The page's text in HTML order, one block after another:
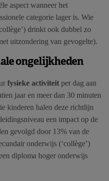
aspect wanneer het
categorie lager is. Wie
drinkt ook dubbel zo
uitzondering van gevogelte).
ongelijkheden
fysieke activiteit per dag aan
jaar en meer dan 30 minuten
kinderen halen deze richtlijn
een impact op de
gevolgd door 13% van de
onderwijs (‘collège’)
diploma hoger onderwijs